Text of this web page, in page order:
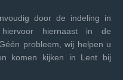
door de indeling in
hiervoor hiernaast in de
probleem, wij helpen u
komen kijken in Lent bij